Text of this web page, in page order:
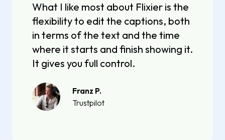
What I like most about Flixier is the
flexibility to edit the captions, both
in terms of the text and the time
where it starts and finish showing it.
It gives you full control.
Franz P.
Trustpilot